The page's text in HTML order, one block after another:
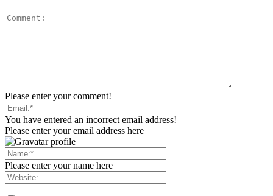
Please enter your comment!
You have entered an incorrect email address!
Please enter your email address here
Please enter your name here